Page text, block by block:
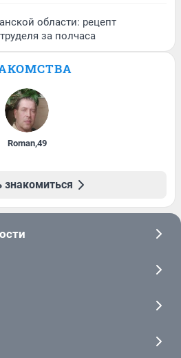
области: рецепт
за полчаса
Roman,49
знакомиться